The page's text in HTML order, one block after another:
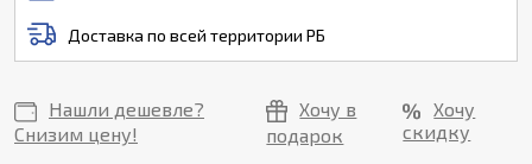
Доставка по всей территории РБ
Нашли дешевле?
Снизим цену!
Хочу в
подарок
Хочу
скидку